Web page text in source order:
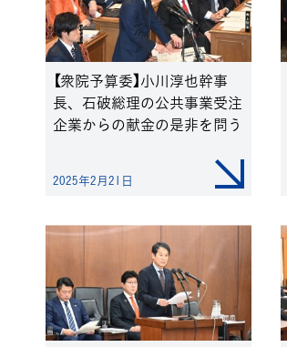
【衆院予算委】小川淳也幹事
長、石破総理の公共事業受注
企業からの献金の是非を問う
2025年2月21日